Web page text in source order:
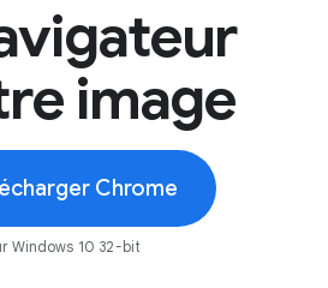
image
Chrome
Windows 10 32-bit